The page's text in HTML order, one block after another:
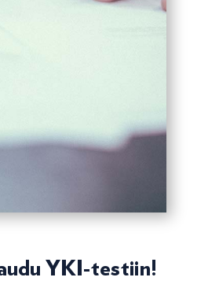
YKI-testiin!